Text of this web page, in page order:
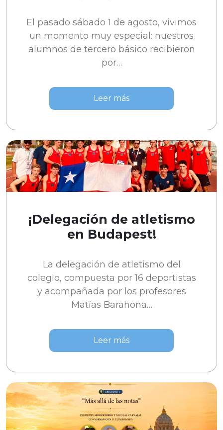
El pasado sábado 1 de agosto, vivimos
un momento muy especial: nuestros
alumnos de tercero básico recibieron
por…
Leer más
¡Delegación de atletismo
en Budapest!
La delegación de atletismo del
colegio, compuesta por 16 deportistas
y acompañada por los profesores
Matías Barahona…
Leer más